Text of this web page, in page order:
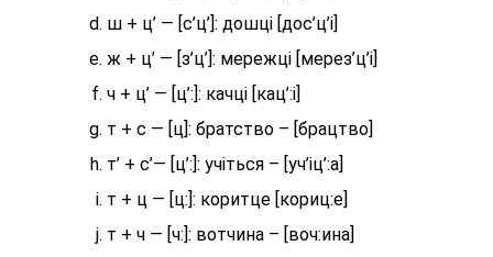
ш + ц’ — [с’ц’]: дошці [дос’ц’і]
ж + ц’ — [з’ц’]: мережці [мерез’ц’і]
ч + ц’ — [ц’:]: качці [кац’:і]
т + с — [ц]: братство – [брaцтво]
т’ + с’— [ц’:]: учіться – [уч’іц’:a]
т + ц — [ц:]: коритце [кориц:е]
т + ч — [ч:]: вотчина – [вoч:ина]